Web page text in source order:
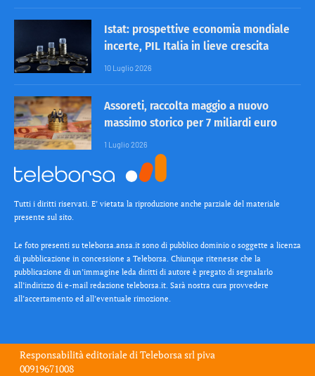
Istat: prospettive economia mondiale
incerte, PIL Italia in lieve crescita
10 Luglio 2026
Assoreti, raccolta maggio a nuovo
massimo storico per 7 miliardi euro
1 Luglio 2026
Tutti i diritti riservati. E’ vietata la riproduzione anche parziale del materiale
presente sul sito.
Le foto presenti su teleborsa.ansa.it sono di pubblico dominio o soggette a licenza
di pubblicazione in concessione a Teleborsa. Chiunque ritenesse che la
pubblicazione di un’immagine leda diritti di autore è pregato di segnalarlo
all’indirizzo di e-mail redazione teleborsa.it. Sarà nostra cura provvedere
all’accertamento ed all’eventuale rimozione.
Responsabilità editoriale diTeleborsa srl piva
00919671008